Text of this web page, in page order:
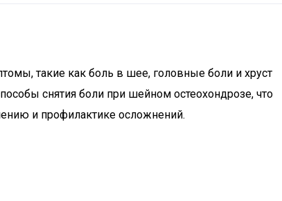
такие как боль в шее, головные боли и хруст
снятия боли при шейном остеохондрозе, что
и профилактике осложнений.